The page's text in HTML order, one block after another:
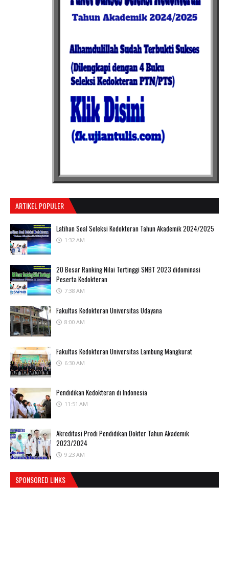
ARTIKEL POPULER
Latihan Soal Seleksi Kedokteran Tahun Akademik 2024/2025
1:32 AM
20 Besar Ranking Nilai Tertinggi SNBT 2023 didominasi
Peserta Kedokteran
7:38 AM
Fakultas Kedokteran Universitas Udayana
8:00 AM
Fakultas Kedokteran Universitas Lambung Mangkurat
6:30 AM
Pendidikan Kedokteran di Indonesia
11:51 AM
Akreditasi Prodi Pendidikan Dokter Tahun Akademik
2023/2024
9:23 AM
SPONSORED LINKS